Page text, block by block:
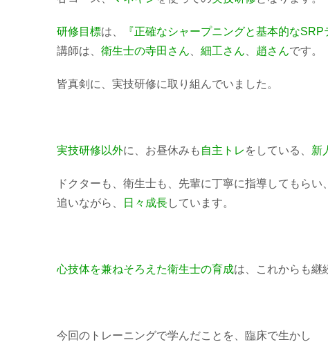
研修目標は、
『正確なシャープニングと基本的なSRP
講師は、 衛生士の寺田さん 細工さん 趙さんです。
皆真剣に、実技研修に取り組んでいました。
実技研修以外に、 お昼休みも 自主トレ をしている、 新
ドクターも、衛生士も、 先輩に丁寧に指導してもらい
追いながら、
日々成長しています。
心技体を兼ねそろえた衛生士の育成は、これからも継
今回のトレーニングで学んだことを、臨床で生かし